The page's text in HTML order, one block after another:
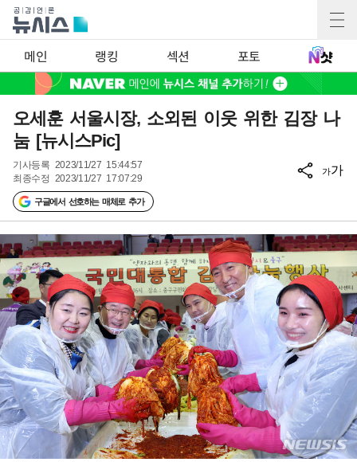
메인 랭킹 섹션 포토
오세훈 서울시장, 소외된 이웃 위한 김장 나
눔 [뉴시스Pic]
기사등록 2023/11/27 15:44:57
최종수정 2023/11/27 17:07:29
구글에서 선호하는 매체로 추가
가가